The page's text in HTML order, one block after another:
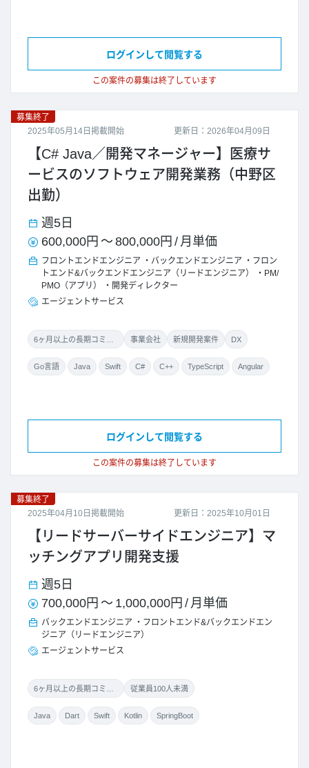
この案件の募集は終了しています
ログインして閲覧する
更新日：2026年04月09日
募集終了
2025年05月14日掲載開始
【C# Java／開発マネージャー】医療サ
ービスのソフトウェア開発業務（中野区
出勤）
週5日
600,000円 ～ 800,000円 / 月単価
フロントエンドエンジニア バックエンドエンジニア
フロン
トエンド&バックエンドエンジニア（リードエンジニア）
PM/
PMO（アプリ）
開発ディレクター
エージェントサービス
事業会社 新規開発案件 DX
Go言語 Java Swift C# C++ TypeScript Angular
この案件の募集は終了しています
ログインして閲覧する
更新日：2025年10月01日
募集終了
2025年04月10日掲載開始
【リードサーバーサイドエンジニア】マ
ッチングアプリ開発支援
週5日
700,000円 ～ 1,000,000円 / 月単価
バックエンドエンジニア
フロントエンド&バックエンドエン
ジニア（リードエンジニア）
エージェントサービス
従業員100人未満
Java Dart Swift Kotlin SpringBoot